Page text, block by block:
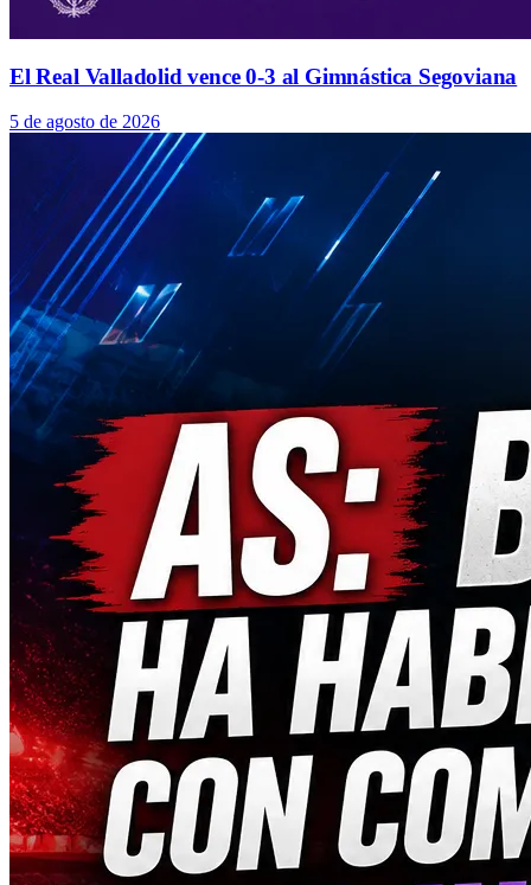
El Real Valladolid vence 0-3 al Gimnástica Segoviana
5 de agosto de 2026